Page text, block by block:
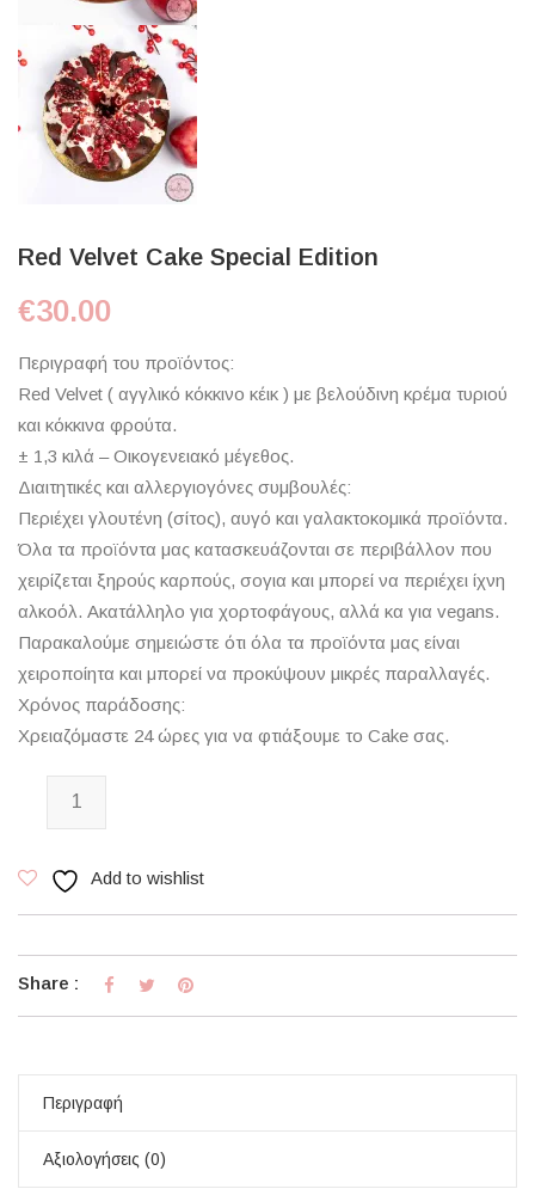
Red Velvet Cake Special Edition
€30.00
Περιγραφή του προϊόντος:
Red Velvet ( αγγλικό κόκκινο κέικ ) με βελούδινη κρέμα τυριού
και κόκκινα φρούτα.
± 1,3 κιλά – Οικογενειακό μέγεθος.
Διαιτητικές και αλλεργιογόνες συμβουλές:
Περιέχει γλουτένη (σίτος), αυγό και γαλακτοκομικά προϊόντα.
Όλα τα προϊόντα μας κατασκευάζονται σε περιβάλλον που
χειρίζεται ξηρούς καρπούς, σογια και μπορεί να περιέχει ίχνη
αλκοόλ. Ακατάλληλο για χορτοφάγους, αλλά κα για vegans.
Παρακαλούμε σημειώστε ότι όλα τα προϊόντα μας είναι
χειροποίητα και μπορεί να προκύψουν μικρές παραλλαγές.
Χρόνος παράδοσης:
Χρειαζόμαστε 24 ώρες για να φτιάξουμε το Cake σας.
Red Velvet Cake Special Edition ποσότητα
Add to wishlist
Share :
Περιγραφή
Αξιολογήσεις (0)